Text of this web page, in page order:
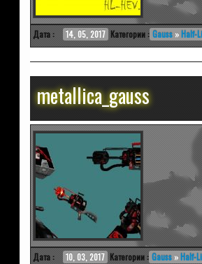
Дата : 14, 05, 2017 Категории : Gauss »Half-
metallica_gauss
Дата : 10, 03, 2017 Категории : Gauss »Half-